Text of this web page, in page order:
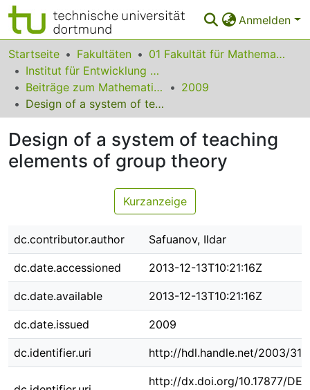
Anmelden
Bereiche & Sammlungen
Das gesamte Repositorium
Statistiken
FAQ
Leitlinien
Zurück zur Startseite
Startseite Fakultäten
01 Fakultät für Mathematik
Institut für Entwicklung und Erforschung des Mathematikunterrichts
Beiträge zum Mathematikunterricht
2009
Design of a system of teaching elements of group theory
Design of a system of teaching
elements of group theory
Kurzanzeige
dc.contributor.author Safuanov, Ildar
dc.date.accessioned 2013-12-13T10:21:16Z
dc.date.available 2013-12-13T10:21:16Z
dc.date.issued 2009
dc.identifier.uri http://hdl.handle.net/2003/
http://dx.doi.org/10.17877/